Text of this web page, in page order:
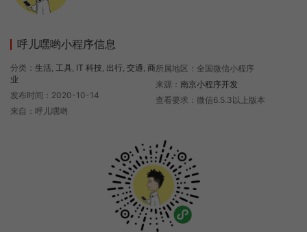
呼儿嘿哟小程序信息
分类： 生活, 工具, IT 科技, 出行, 交通, 商
业
发布时间：2020-10-14
来自：呼儿嘿哟
所属地区：全国微信小程序
来源：南京小程序开发
查看要求：微信6.5.3以上版本